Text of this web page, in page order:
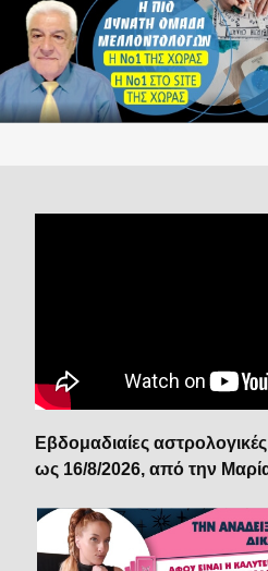
Εβδομαδιαίες
ως 16/8/2026, από την